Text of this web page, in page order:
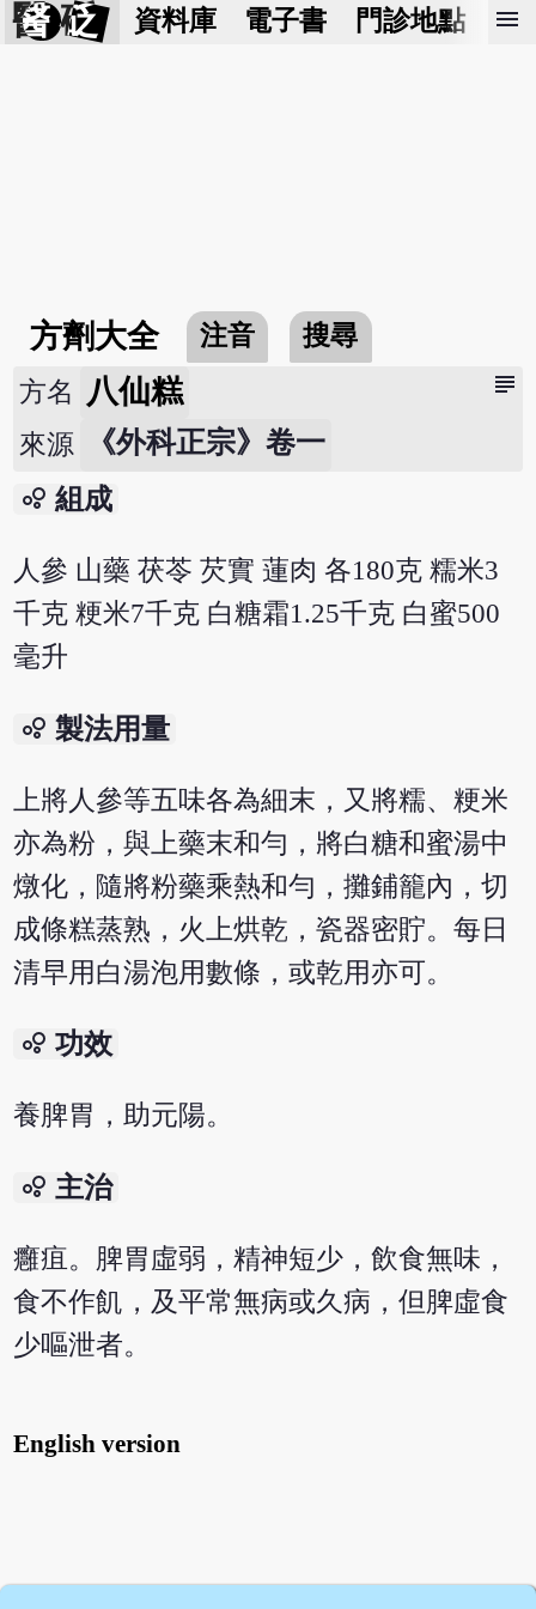
醫 砭 資料庫 電子書 門診地點 預
menu
方劑大全 注音 搜尋
subject
方名 八仙糕
來源 《外科正宗》卷一
bubble_chart 組成
人參 山藥 茯苓 芡實 蓮肉 各180克 糯米3
千克 粳米7千克 白糖霜1.25千克 白蜜500
毫升
bubble_chart 製法用量
上將人參等五味各為細末，又將糯、粳米
亦為粉，與上藥末和勻，將白糖和蜜湯中
燉化，隨將粉藥乘熱和勻，攤鋪籠內，切
成條糕蒸熟，火上烘乾，瓷器密貯。每日
清早用白湯泡用數條，或乾用亦可。
bubble_chart 功效
養脾胃，助元陽。
bubble_chart 主治
癰疽。脾胃虛弱，精神短少，飲食無味，
食不作飢，及平常無病或久病，但脾虛食
少嘔泄者。
English version